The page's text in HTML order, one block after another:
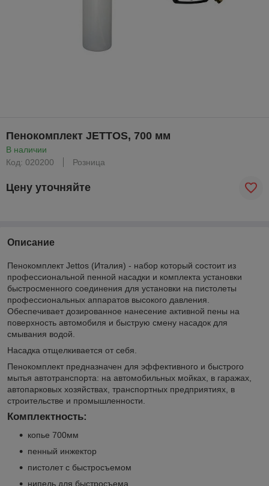
Пенокомплект JETTOS, 700 мм
В наличии
Код: 020200
Розница
Цену уточняйте
Описание
Пенокомплект Jettos (Италия) - набор который состоит из
профессиональной пенной насадки и комплекта установки
быстросменного соединения для установки на пистолеты
профессиональных аппаратов высокого давления.
Обеспечивает дозированное нанесение активной пены на
поверхность автомобиля и быструю смену насадок для
смывания водой.
Насадка отщелкивается от себя.
Пенокомплект предназначен для эффективного и быстрого
мытья автотранспорта: на автомобильных мойках, в гаражах,
автопарковых хозяйствах, транспортных предприятиях, в
строительстве и промышленности.
Комплектность:
копье 700мм
пенный инжектор
пистолет с быстросъемом
нипель для быстросъема